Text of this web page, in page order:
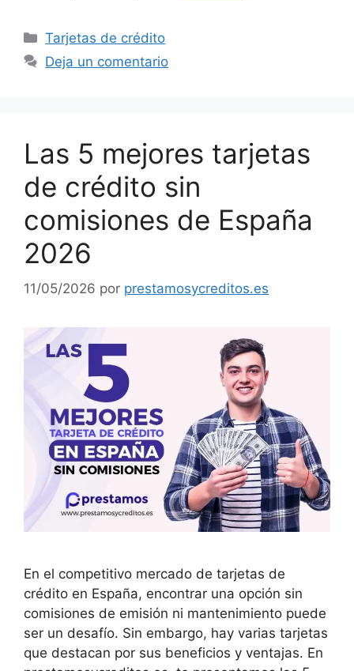
Categorías
Tarjetas de crédito
Deja un comentario
Las 5 mejores tarjetas
de crédito sin
comisiones de España
2026
11/05/2026 por prestamosycreditos.es
En el competitivo mercado de tarjetas de
crédito en España, encontrar una opción sin
comisiones de emisión ni mantenimiento puede
ser un desafío. Sin embargo, hay varias tarjetas
que destacan por sus beneficios y ventajas. En